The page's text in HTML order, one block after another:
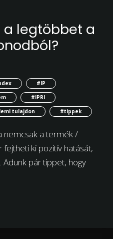
a legtöbbet a
#IP
#IPRI
tulajdon #tippek
nemcsak a termék /
ki pozitív hatását,
pár tippet, hogy